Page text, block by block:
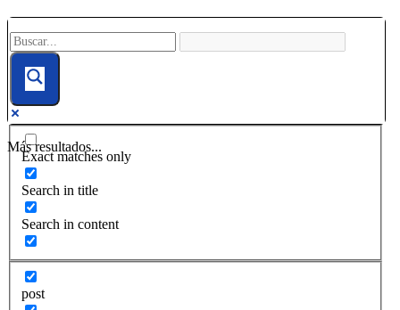
Más resultados...
Exact matches only
Search in title
Search in content
post